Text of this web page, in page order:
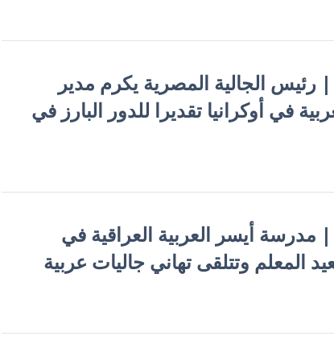
| رئيس الجالية المصرية يكرم مدير
في أوكرانيا تقديرا للدور البارز في
| مدرسة أيسر العربية العراقية في
المعلم وتتلقى تهاني جاليات عربية